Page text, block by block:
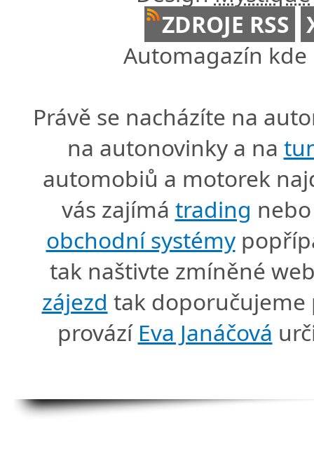
ZDROJE RSS
Automagazín
Právě se nacházíte na
na autonovinky a na
automobiů a motorek
vás zajímá trading
obchodní systémy
tak naštivte zmíněné
zájezd tak doporučujeme
provází Eva Janáčová